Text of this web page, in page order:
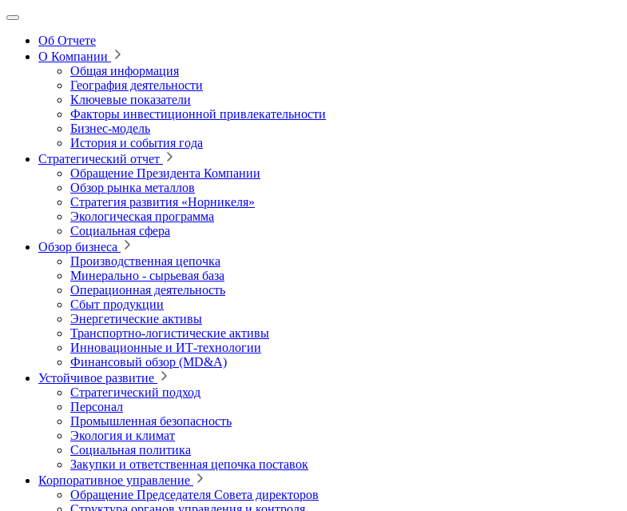
Об Отчете
О Компании
Общая информация
География деятельности
Ключевые показатели
Факторы инвестиционной привлекательности
Бизнес-модель
История и события года
Стратегический отчет
Обращение Президента Компании
Обзор рынка металлов
Стратегия развития «Норникеля»
Экологическая программа
Социальная сфера
Обзор бизнеса
Производственная цепочка
Минерально ‑ сырьевая база
Операционная деятельность
Сбыт продукции
Энергетические активы
Транспортно-логистические активы
Инновационные и ИТ‑технологии
Финансовый обзор (MD&A)
Устойчивое развитие
Стратегический подход
Персонал
Промышленная безопасность
Экология и климат
Социальная политика
Закупки и ответственная цепочка поставок
Корпоративное управление
Обращение Председателя Совета директоров